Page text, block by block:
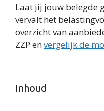
Laat jij jouw belegde
vervalt het
overzicht van
ZZP envergelijk de
Inhoud